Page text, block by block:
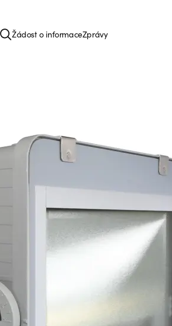
Žádost o informaceZprávy